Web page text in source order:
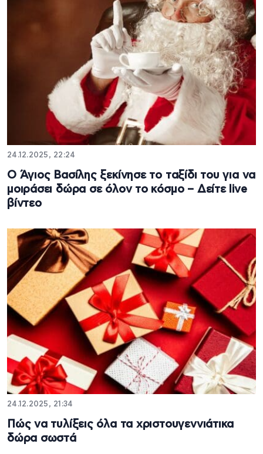
24.12.2025, 22:24
Ο Άγιος Βασίλης ξεκίνησε το ταξίδι του για να
μοιράσει δώρα σε όλον το κόσμο – Δείτε live
βίντεο
24.12.2025, 21:34
Πώς να τυλίξεις όλα τα χριστουγεννιάτικα
δώρα σωστά